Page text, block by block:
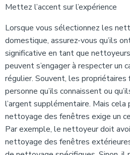
Mettez l’accent sur l’expérience
Lorsque vous sélectionnez les
domestique, assurez-vous qu’ils
significative en tant que
peuvent s’engager à respecter un
régulier. Souvent, les propriétaires
personne qu’ils connaissent ou
l’argent supplémentaire. Mais
nettoyage des fenêtres exige un
Par exemple, le nettoyeur doit
nettoyage des fenêtres